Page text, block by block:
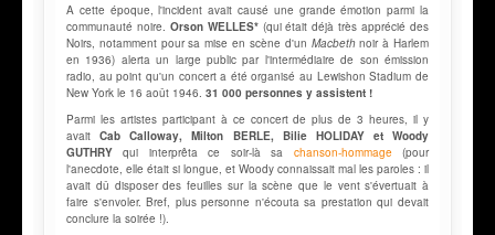
A cette époque, l'incident avait causé une grande émotion parmi la
communauté noire. Orson WELLES* (qui était déjà très apprécié des
Noirs, notamment pour sa mise en scène d'un Macbethnoir à Harlem
en 1936) alerta un large public par l'intermédiaire de son émission
radio, au point qu'un concert a été organisé au Lewishon Stadium de
New York le 16 août 1946. 31 000 personnes y assistent !
Parmi les artistes participant à ce concert de plus de 3 heures, il y
avaitCab Calloway,Milton BERLE, Bilie HOLIDAY et Woody
GUTHRY qui interprêta ce soir-là sa chanson-hommage(pour
l'anecdote, elle était si longue, et Woody connaissait mal les paroles : il
avait dû disposer des feuilles sur la scène que le vent s'évertuait à
faire s'envoler. Bref, plus personne n'écouta sa prestation qui devait
conclure la soirée !).